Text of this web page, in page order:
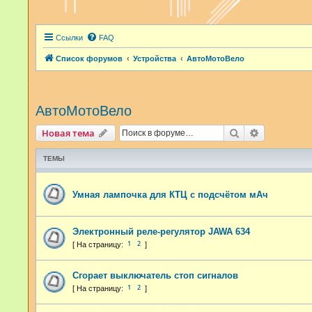
Ссылки FAQ
Список форумов Устройства АвтоМотоВело
АвтоМотоВело
Новая тема Поиск
ТЕМЫ
Умная лампочка для КТЦ с подсчётом мАч
Электронный реле-регулятор JAWA 634
1 2
Сгорает выключатель стоп сигналов
1 2